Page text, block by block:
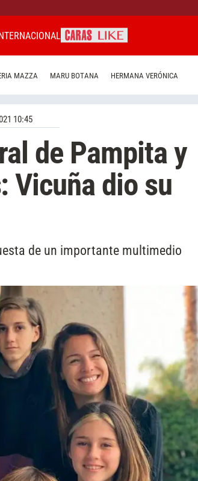
MAZZA MARU BOTANA HERMANA VERÓNICA
10:45
de Pampita y
Vicuña dio su
de un importante multimedio